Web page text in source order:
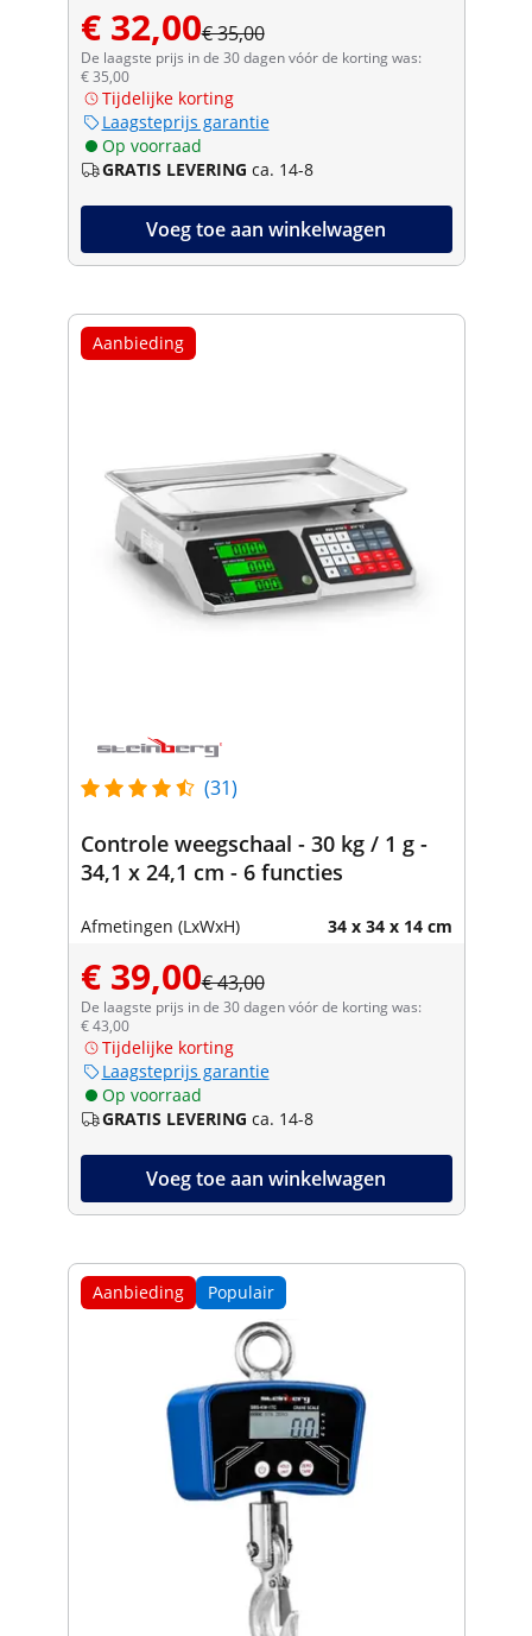
€ 32,00€ 35,00
De laagste prijs in de 30 dagen vóór de korting was:
€ 35,00
Tijdelijke korting
Laagsteprijs garantie
Op voorraad
GRATIS LEVERING ca. 14-8
Voeg toe aan winkelwagen
Aanbieding
(31)
Controle weegschaal - 30 kg / 1 g -
34,1 x 24,1 cm - 6 functies
Afmetingen (LxWxH) 34 x 34 x 14 cm
€ 39,00€ 43,00
De laagste prijs in de 30 dagen vóór de korting was:
€ 43,00
Tijdelijke korting
Laagsteprijs garantie
Op voorraad
GRATIS LEVERING ca. 14-8
Voeg toe aan winkelwagen
Aanbieding Populair